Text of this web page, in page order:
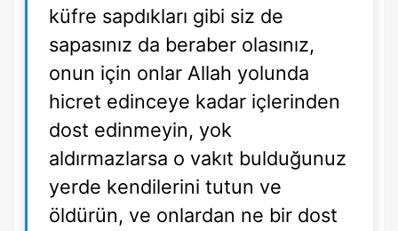
küfre sapdıkları gibi siz de
sapasınız da beraber olasınız,
onun için onlar Allah yolunda
hicret edinceye kadar içlerinden
dost edinmeyin, yok
aldırmazlarsa o vakıt bulduğunuz
yerde kendilerini tutun ve
öldürün, ve onlardan ne bir dost